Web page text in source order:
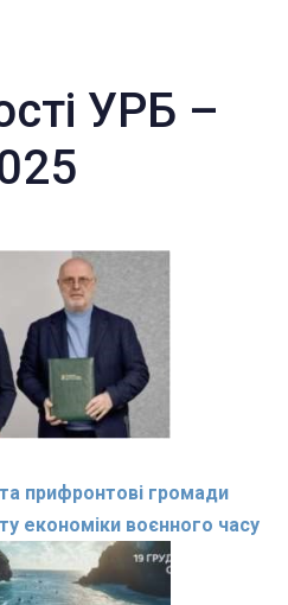
УРБ –
прифронтові громади
економіки воєнного часу